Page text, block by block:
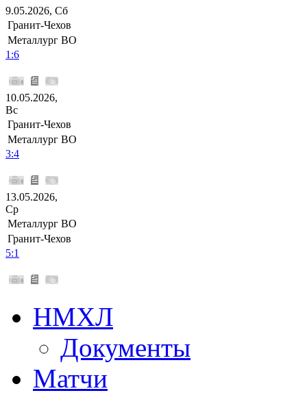
9.05.2026, Сб
Гранит-Чехов
Металлург ВО
1:6
10.05.2026,
Вс
Гранит-Чехов
Металлург ВО
3:4
13.05.2026,
Ср
Металлург ВО
Гранит-Чехов
5:1
НМХЛ
Документы
Матчи